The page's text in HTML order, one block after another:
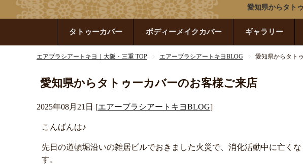
愛知県からタト
タトゥーカバー ボディーメイクカバー ギャラリー
エアブラシアートキヨ｜大阪・三重 TOP エアーブラシアートキヨBLOG 愛知県からタト
愛知県からタトゥーカバーのお客様ご来店
2025年08月21日 [エアーブラシアートキヨBLOG]
こんばんは♪
先日の道頓堀沿いの雑居ビルでおきました火災で、消化活動中に亡く
す。